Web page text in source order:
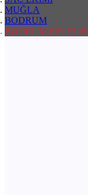
MUĞLA
BODRUM
BODRUM